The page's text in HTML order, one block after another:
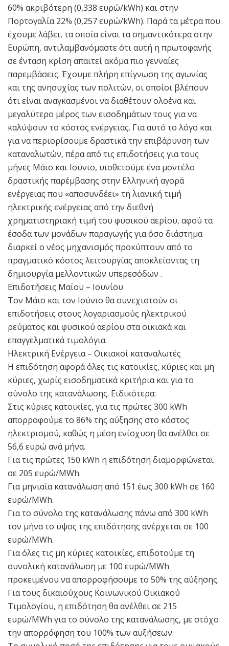
60% ακριβότερη (0,338 ευρώ/kWh) και στην
Πορτογαλία 22% (0,257 ευρώ/kWh). Παρά τα μέτρα που
έχουμε λάβει, τα οποία είναι τα σημαντικότερα στην
Ευρώπη, αντιλαμβανόμαστε ότι αυτή η πρωτοφανής
σε ένταση κρίση απαιτεί ακόμα πιο γενναίες
παρεμβάσεις. Έχουμε πλήρη επίγνωση της αγωνίας
και της ανησυχίας των πολιτών, οι οποίοι βλέπουν
ότι είναι αναγκασμένοι να διαθέτουν ολοένα και
μεγαλύτερο μέρος των εισοδημάτων τους για να
καλύψουν το κόστος ενέργειας. Για αυτό το λόγο και
για να περιορίσουμε δραστικά την επιβάρυνση των
καταναλωτών, πέρα από τις επιδοτήσεις για τους
μήνες Μάιο και Ιούνιο, υιοθετούμε ένα μοντέλο
δραστικής παρέμβασης στην Ελληνική αγορά
ενέργειας που «αποσυνδέει» τη λιανική τιμή
ηλεκτρικής ενέργειας από την διεθνή
χρηματιστηριακή τιμή του φυσικού αερίου, αφού τα
έσοδα των μονάδων παραγωγής για όσο διάστημα
διαρκεί ο νέος μηχανισμός προκύπτουν από το
πραγματικό κόστος λειτουργίας αποκλείοντας τη
δημιουργία μελλοντικών υπερεσόδων .
Επιδοτήσεις Μαΐου – Ιουνίου
Τον Μάιο και τον Ιούνιο θα συνεχιστούν οι
επιδοτήσεις στους λογαριασμούς ηλεκτρικού
ρεύματος και φυσικού αερίου στα οικιακά και
επαγγελματικά τιμολόγια.
Ηλεκτρική Ενέργεια – Οικιακοί καταναλωτές
Η επιδότηση αφορά όλες τις κατοικίες, κύριες και μη
κύριες, χωρίς εισοδηματικά κριτήρια και για το
σύνολο της κατανάλωσης. Ειδικότερα:
Στις κύριες κατοικίες, για τις πρώτες 300 kWh
απορροφούμε το 86% της αύξησης στο κόστος
ηλεκτρισμού, καθώς η μέση ενίσχυση θα ανέλθει σε
56,6 ευρώ ανά μήνα.
Για τις πρώτες 150 kWh η επιδότηση διαμορφώνεται
σε 205 ευρώ/MWh.
Για μηνιαία κατανάλωση από 151 έως 300 kWh σε 160
ευρώ/MWh.
Για το σύνολο της κατανάλωσης πάνω από 300 kWh
τον μήνα το ύψος της επιδότησης ανέρχεται σε 100
ευρώ/MWh.
Για όλες τις μη κύριες κατοικίες, επιδοτούμε τη
συνολική κατανάλωση με 100 ευρώ/MWh
προκειμένου να απορροφήσουμε το 50% της αύξησης.
Για τους δικαιούχους Κοινωνικού Οικιακού
Τιμολογίου, η επιδότηση θα ανέλθει σε 215
ευρώ/MWh για το σύνολο της κατανάλωσης, με στόχο
την απορρόφηση του 100% των αυξήσεων.